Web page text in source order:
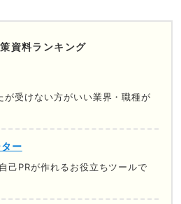
資料ランキング
受けない方がいい業界・職種が
ー
己PRが作れるお役立ちツールで